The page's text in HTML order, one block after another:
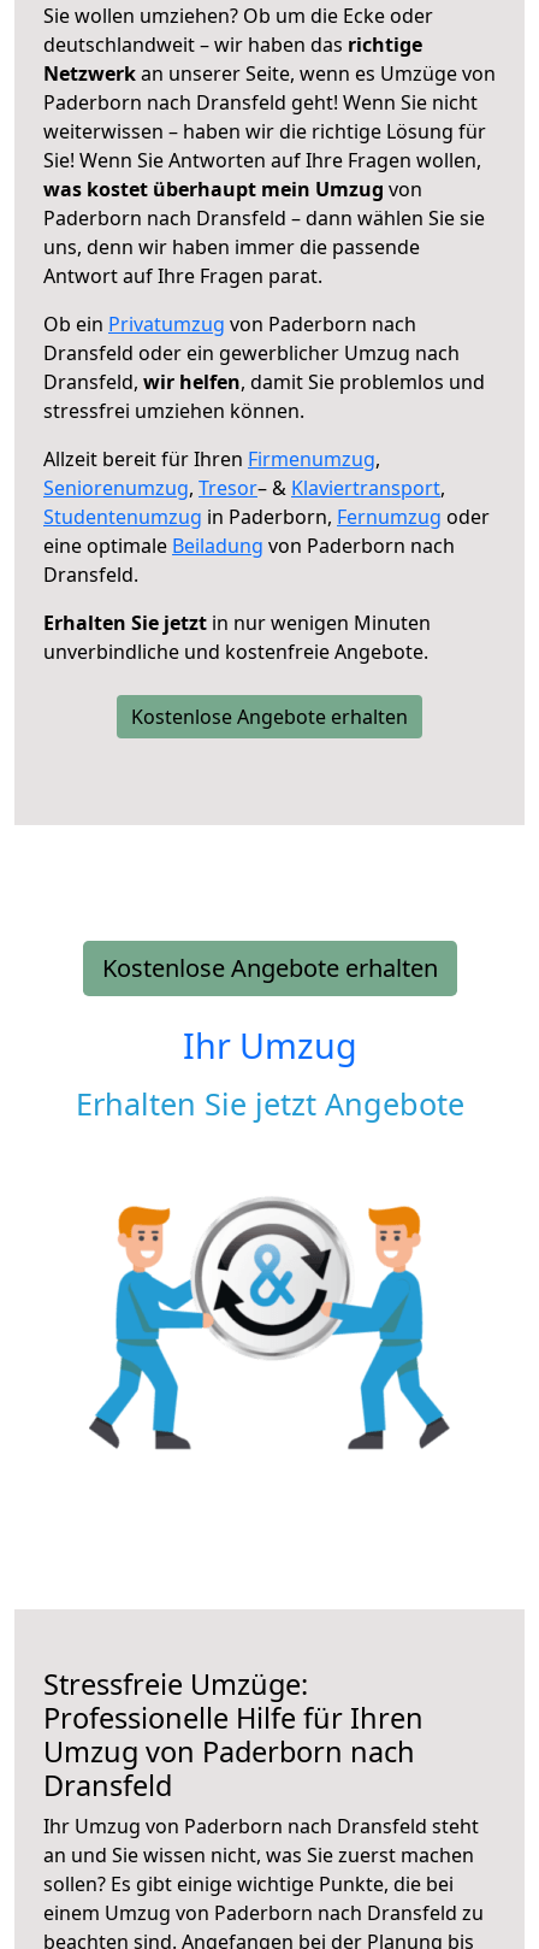
Sie wollen umziehen? Ob um die Ecke oder
deutschlandweit – wir haben das richtige
Netzwerkan unserer Seite, wenn es Umzüge von
Paderborn nach Dransfeld geht! Wenn Sie nicht
weiterwissen – haben wir die richtige Lösung für
Sie! Wenn Sie Antworten auf Ihre Fragen wollen,
was kostet überhaupt mein Umzug von
Paderborn nach Dransfeld – dann wählen Sie sie
uns, denn wir haben immer die passende
Antwort auf Ihre Fragen parat.
Ob ein Privatumzug von Paderborn nach
Dransfeld oder ein gewerblicher Umzug nach
Dransfeld, wir helfen, damit Sie problemlos und
stressfrei umziehen können.
Allzeit bereit für Ihren Firmenumzug,
Seniorenumzug, Tresor– & Klaviertransport,
Studentenumzug in Paderborn, Fernumzug oder
eine optimale Beiladung von Paderborn nach
Dransfeld.
Erhalten Sie jetzt in nur wenigen Minuten
unverbindliche und kostenfreie Angebote.
Kostenlose Angebote erhalten
Kostenlose Angebote erhalten
Ihr Umzug
Erhalten Sie jetzt Angebote
Stressfreie Umzüge:
Professionelle Hilfe für Ihren
Umzug von Paderborn nach
Dransfeld
Ihr Umzug von Paderborn nach Dransfeld steht
an und Sie wissen nicht, was Sie zuerst machen
sollen? Es gibt einige wichtige Punkte, die bei
einem Umzug von Paderborn nach Dransfeld zu
beachten sind. Angefangen bei der Planung bis